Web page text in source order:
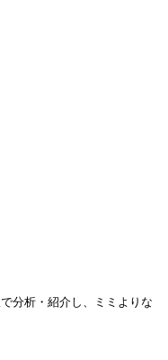
分析・紹介し、ミミよりな